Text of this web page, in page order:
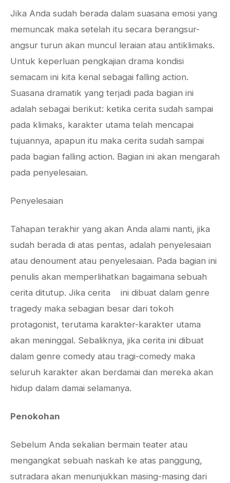
Jika Anda sudah berada dalam suasana emosi yang
memuncak maka setelah itu secara berangsur-
angsur turun akan muncul leraian atau antiklimaks.
Untuk keperluan pengkajian drama kondisi
semacam ini kita kenal sebagai falling action.
Suasana dramatik yang terjadi pada bagian ini
adalah sebagai berikut: ketika cerita sudah sampai
pada klimaks, karakter utama telah mencapai
tujuannya, apapun itu maka cerita sudah sampai
pada bagian falling action. Bagian ini akan mengarah
pada penyelesaian.
Penyelesaian
Tahapan terakhir yang akan Anda alami nanti, jika
sudah berada di atas pentas, adalah penyelesaian
atau denoument atau penyelesaian. Pada bagian ini
penulis akan memperlihatkan bagaimana sebuah
cerita ditutup. Jika cerita ini dibuat dalam genre
tragedy maka sebagian besar dari tokoh
protagonist, terutama karakter-karakter utama
akan meninggal. Sebaliknya, jika cerita ini dibuat
dalam genre comedy atau tragi-comedy maka
seluruh karakter akan berdamai dan mereka akan
hidup dalam damai selamanya.
Penokohan
Sebelum Anda sekalian bermain teater atau
mengangkat sebuah naskah ke atas panggung,
sutradara akan menunjukkan masing-masing dari